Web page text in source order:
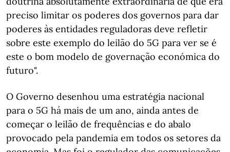
preciso limitar os poderes dos governos para dar
poderes às entidades reguladoras deve refletir
sobre este exemplo do leilão do 5G para ver se é
este o bom modelo de governação económica do
futuro".
O Governo desenhou uma estratégia nacional
para o 5G há mais de um ano, ainda antes de
começar o leilão de frequências e do abalo
provocado pela pandemia em todos os setores da